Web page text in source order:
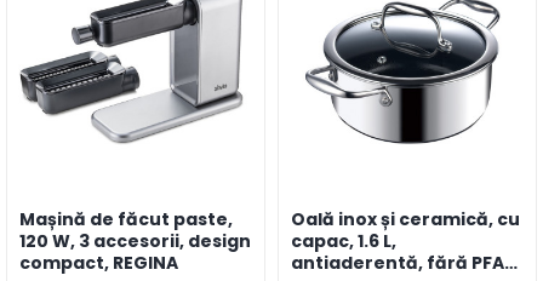
Mașină de făcut paste,
120 W, 3 accesorii, design
compact, REGINA
Oală inox și ceramică, cu
capac, 1.6 L,
antiaderentă, fără PFAS,